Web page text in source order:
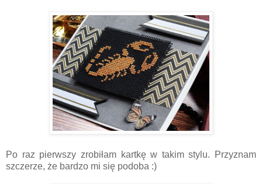
Po raz pierwszy zrobiłam kartkę w takim stylu. Przyznam
szczerze, że bardzo mi się podoba :)